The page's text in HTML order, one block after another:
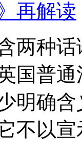
再解读
两种
国普
明确
不以